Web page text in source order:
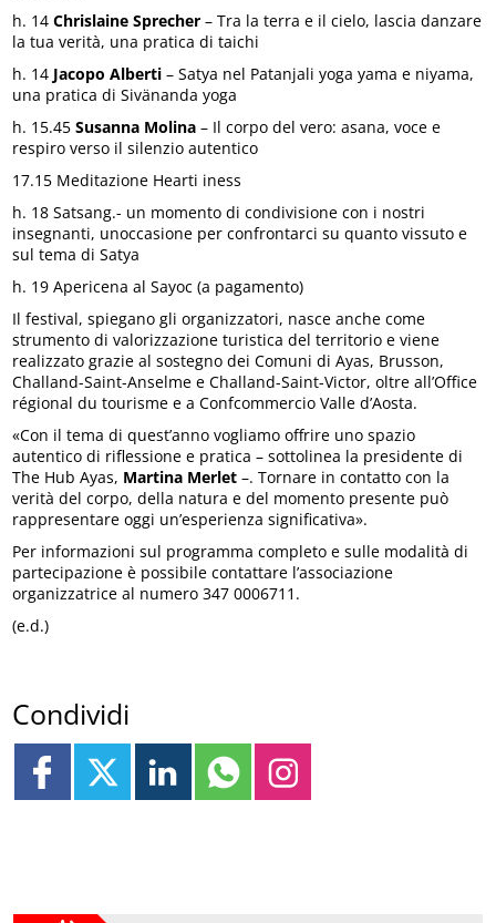
h. 14Chrislaine Sprecher – Tra la terra e il cielo, lascia danzare
la tua verità, una pratica di taichi
h. 14 Jacopo Alberti – Satya nel Patanjali yoga yama e niyama,
una pratica di Sivänanda yoga
h. 15.45Susanna Molina – Il corpo del vero: asana, voce e
respiro verso il silenzio autentico
17.15 Meditazione Hearti iness
h. 18 Satsang.- un momento di condivisione con i nostri
insegnanti, unoccasione per confrontarci su quanto vissuto e
sul tema di Satya
h. 19 Apericena al Sayoc (a pagamento)
Il festival, spiegano gli organizzatori, nasce anche come
strumento di valorizzazione turistica del territorio e viene
realizzato grazie al sostegno dei Comuni di Ayas, Brusson,
Challand-Saint-Anselme e Challand-Saint-Victor, oltre all’Office
régional du tourisme e a Confcommercio Valle d’Aosta.
«Con il tema di quest’anno vogliamo offrire uno spazio
autentico di riflessione e pratica – sottolinea la presidente di
The Hub Ayas, Martina Merlet –. Tornare in contatto con la
verità del corpo, della natura e del momento presente può
rappresentare oggi un’esperienza significativa».
Per informazioni sul programma completo e sulle modalità di
partecipazione è possibile contattare l’associazione
organizzatrice al numero 347 0006711.
(e.d.)
Condividi